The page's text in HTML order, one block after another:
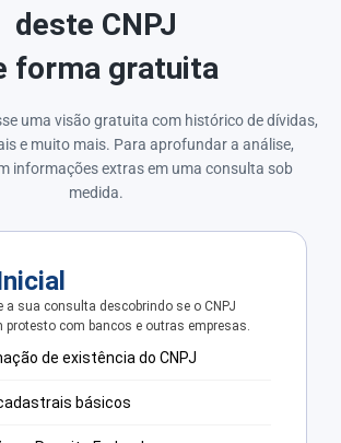
deste CNPJ
forma gratuita
uma visão gratuita com histórico de dívidas,
e muito mais. Para aprofundar a análise,
informações extras em uma consulta sob
medida.
a sua consulta descobrindo se o CNPJ
protesto com bancos e outras empresas.
de existência do CNPJ
básicos